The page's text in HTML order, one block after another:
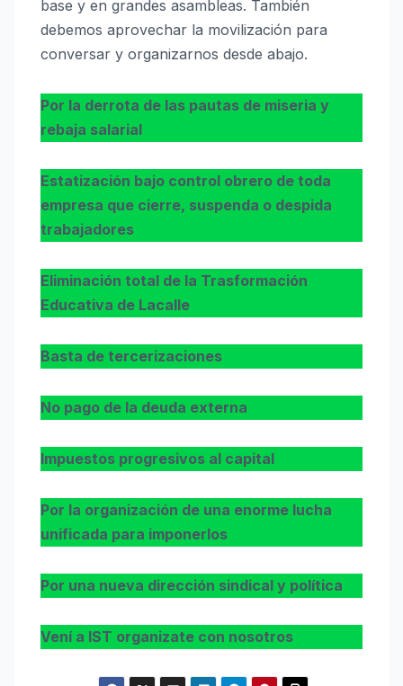
base y en grandes asambleas. También
debemos aprovechar la movilización para
conversar y organizarnos desde abajo.
Por la derrota de las pautas de miseria y
rebaja salarial
Estatización bajo control obrero de toda
empresa que cierre, suspenda o despida
trabajadores
Eliminación total de la Trasformación
Educativa de Lacalle
Basta de tercerizaciones
No pago de la deuda externa
Impuestos progresivos al capital
Por la organización de una enorme lucha
unificada para imponerlos
Por una nueva dirección sindical y política
Vení a IST organizate con nosotros